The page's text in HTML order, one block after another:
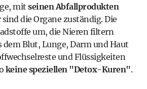
mit seinen Abfallprodukten
die Organe zuständig. Die
um, die Nieren filtern
Blut, Lunge, Darm und Haut
und Flüssigkeiten
keine speziellen "Detox-Kuren".